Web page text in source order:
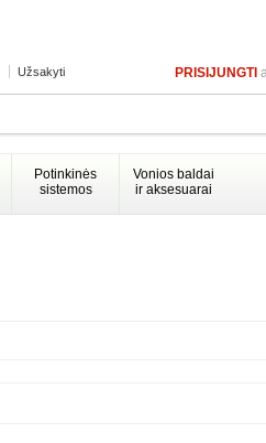
PRISIJUNGTI
Užsakyti
Potinkinės
sistemos
Vonios baldai
ir aksesuarai